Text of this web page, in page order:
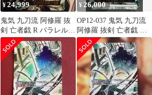
¥24,999
鬼気 九刀流 阿修羅 抜
剣 亡者戯 R パラレル
OP12-037 師弟の絆
¥26,000
OP12-037 鬼気 九刀流
阿修羅 抜剣 亡者戯 パ
ラレル ゾロ ワンピ
ース